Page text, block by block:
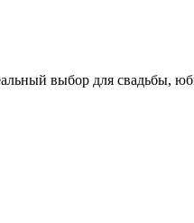
выбор для свадьбы,